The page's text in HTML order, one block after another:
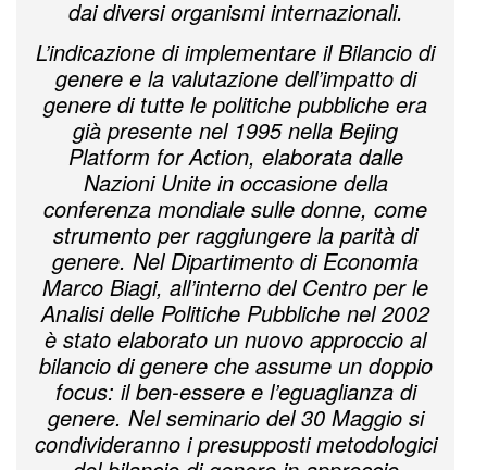
dai diversi organismi internazionali.
L’indicazione di implementare il Bilancio di
genere e la valutazione dell’impatto di
genere di tutte le politiche pubbliche era
già presente nel 1995 nella Bejing
Platform for Action, elaborata dalle
Nazioni Unite in occasione della
conferenza mondiale sulle donne, come
strumento per raggiungere la parità di
genere. Nel Dipartimento di Economia
Marco Biagi, all’interno del Centro per le
Analisi delle Politiche Pubbliche nel 2002
è stato elaborato un nuovo approccio al
bilancio di genere che assume un doppio
focus: il ben-essere e l’eguaglianza di
genere. Nel seminario del 30 Maggio si
condivideranno i presupposti metodologici